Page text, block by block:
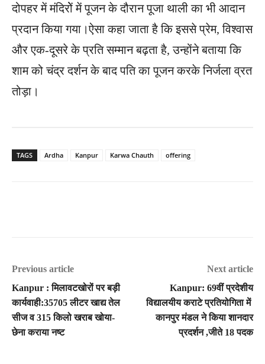
दोपहर में मंदिरोें में पूजन के दौरान पूजा थाली का भी आदान
प्रदान किया गया।ऐसा कहा जाता है कि इससे प्रेम, विश्वास
और एक-दूसरे के प्रति सम्मान बढ़ता है, उन्होंने बताया कि
शाम को चंद्र दर्शन के बाद पति का पूजन करके निर्जला व्रत
तोड़ा।
TAGS Ardha Kanpur Karwa Chauth offering
Previous article
Kanpur : मिलावटखोरों पर बड़ी
कार्यवाही:35705 लीटर खाद्य तेल
सीज व 315 किलो खराब खोया-
छेना कराया नष्ट
Next article
Kanpur: 69वीं प्रदेशीय
विद्यालयीय कराटे प्रतियोगिता में
कानपुर मंडल ने किया शानदार
प्रदर्शन ,जीते 18 पदक